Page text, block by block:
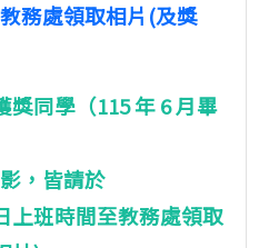
務處領取相片(及獎
獎同學（115 年 6 月畢
，皆請於
上班時間至教務處領取